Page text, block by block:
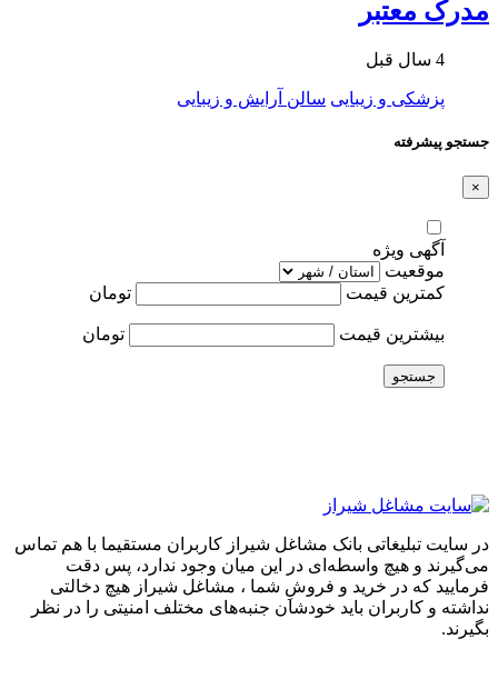
مدرک معتبر
4 سال قبل
پزشکی و زیبایی سالن آرایش و زیبایی
جستجو پیشرفته
×
آگهی ویژه
موقعیت
کمترین قیمت
تومان
بیشترین قیمت تومان
جستجو
در سایت تبلیغاتی بانک مشاغل شیراز کاربران مستقیما با هم تماس
می‌گیرند و هیچ واسطه‌ای در این میان وجود ندارد، پس دقت
فرمایید که در خرید و فروشِ شما ، مشاغل شیراز هیچ دخالتی
نداشته و کاربران باید خودشان جنبه‌های مختلف امنیتی را در نظر
بگیرند.